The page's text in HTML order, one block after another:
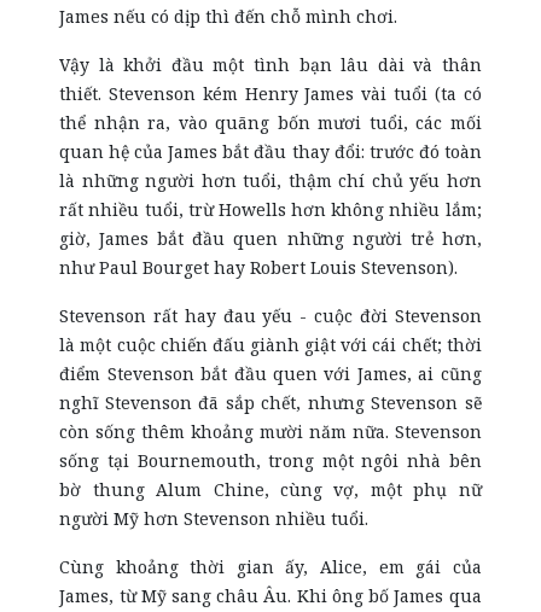
James nếu có dịp thì đến chỗ mình chơi.
Vậy là khởi đầu một tình bạn lâu dài và thân
thiết. Stevenson kém Henry James vài tuổi (ta có
thể nhận ra, vào quãng bốn mươi tuổi, các mối
quan hệ của James bắt đầu thay đổi: trước đó toàn
là những người hơn tuổi, thậm chí chủ yếu hơn
rất nhiều tuổi, trừ Howells hơn không nhiều lắm;
giờ, James bắt đầu quen những người trẻ hơn,
như Paul Bourget hay Robert Louis Stevenson).
Stevenson rất hay đau yếu - cuộc đời Stevenson
là một cuộc chiến đấu giành giật với cái chết; thời
điểm Stevenson bắt đầu quen với James, ai cũng
nghĩ Stevenson đã sắp chết, nhưng Stevenson sẽ
còn sống thêm khoảng mười năm nữa. Stevenson
sống tại Bournemouth, trong một ngôi nhà bên
bờ thung Alum Chine, cùng vợ, một phụ nữ
người Mỹ hơn Stevenson nhiều tuổi.
Cùng khoảng thời gian ấy, Alice, em gái của
James, từ Mỹ sang châu Âu. Khi ông bố James qua